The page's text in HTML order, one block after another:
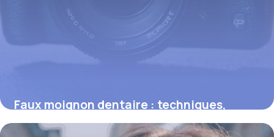
Faux moignon dentaire : techniques,
coûts et avantages essentiels